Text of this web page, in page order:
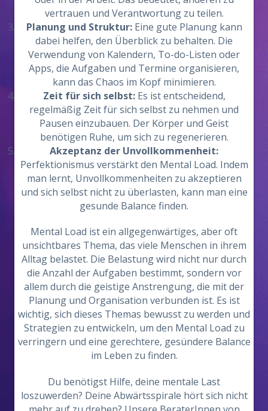
vertrauen und Verantwortung zu teilen.
Planung und Struktur:Eine gute Planung kann
dabei helfen, den Überblick zu behalten. Die
Verwendung von Kalendern, To-do-Listen oder
Apps, die Aufgaben und Termine organisieren,
kann das Chaos im Kopf minimieren.
Zeit für sich selbst:Es ist entscheidend,
regelmäßig Zeit für sich selbst zu nehmen und
Pausen einzubauen. Der Körper und Geist
benötigen Ruhe, um sich zu regenerieren.
Akzeptanz der Unvollkommenheit:
Perfektionismus verstärkt den Mental Load. Indem
man lernt, Unvollkommenheiten zu akzeptieren
und sich selbst nicht zu überlasten, kann man eine
gesunde Balance finden.
Mental Load ist ein allgegenwärtiges, aber oft
unsichtbares Thema, das viele Menschen in ihrem
Alltag belastet. Die Belastung wird nicht nur durch
die Anzahl der Aufgaben bestimmt, sondern vor
allem durch die geistige Anstrengung, die mit der
Planung und Organisation verbunden ist. Es ist
wichtig, sich dieses Themas bewusst zu werden und
Strategien zu entwickeln, um den Mental Load zu
verringern und eine gerechtere, gesündere Balance
im Leben zu finden.
Du benötigst Hilfe, deine mentale Last
loszuwerden? Deine Abwärtsspirale hört sich nicht